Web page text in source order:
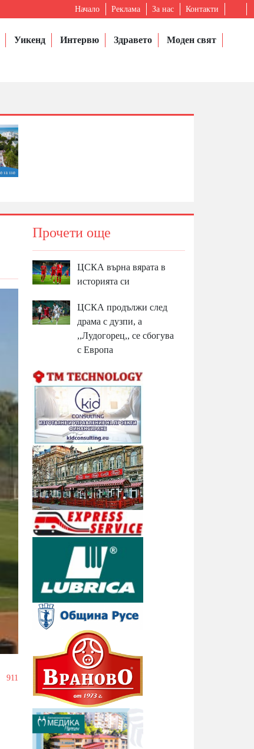
Начало Реклама За нас Контакти
Уикенд Интервю Здравето
Моден свят
911
Прочети още
ЦСКА върна вярата в
историята си
ЦСКА продължи след
драма с дузпи, а
,,Лудогорец,, се сбогува
с Европа